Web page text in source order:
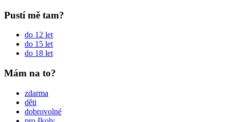
Pustí mě tam?
do 12 let
do 15 let
do 18 let
Mám na to?
zdarma
děti
dobrovolné